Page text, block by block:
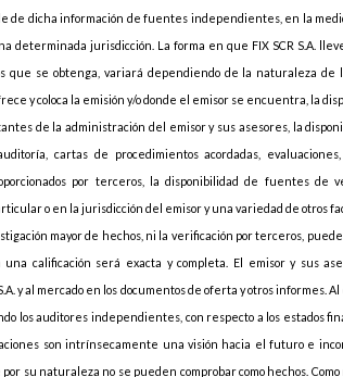
de dicha información de fuentes independientes, en la
jurisdicción. La forma en que FIX SCR S.A.
se obtenga, variará dependiendo de la naturaleza de
y coloca la emisión y/o donde el emisor se encuentra, la
de la administración del emisor y sus asesores, la
cartas de procedimientos acordadas,
por terceros, la disponibilidad de fuentes de
o en la jurisdicción del emisor y una variedad de otros
mayor de hechos, ni la verificación por terceros,
calificación será exacta y completa. El emisor y sus
y al mercado en los documentos de oferta y otros informes.
los auditores independientes, con respecto a los estados
son intrínsecamente una visión hacia el futuro e
su naturaleza no se pueden comprobar como hechos. Como